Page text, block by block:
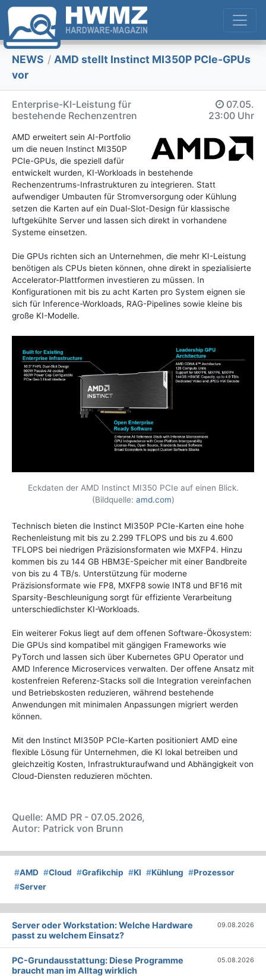
NEWS / AMD stellt Instinct MI350P PCIe-GPUs
vor
Enterprise-KI-Leistung für
bestehende Rechenzentren
07.05.
23:00 Uhr
AMD erweitert sein AI-Portfolio
um die neuen Instinct MI350P
PCIe-GPUs, die speziell dafür
entwickelt wurden, KI-Workloads in bestehende
Rechenzentrums-Infrastrukturen zu integrieren. Statt
aufwendiger Umbauten für Stromversorgung oder Kühlung
setzen die Karten auf ein Dual-Slot-Design für klassische
luftgekühlte Server und lassen sich direkt in vorhandene
Systeme einsetzen.
Die GPUs richten sich an Unternehmen, die mehr KI-Leistung
benötigen als CPUs bieten können, ohne direkt in spezialisierte
Accelerator-Plattformen investieren zu müssen. In
Konfigurationen mit bis zu acht Karten pro System eignen sie
sich für Inference-Workloads, RAG-Pipelines sowie kleine bis
große KI-Modelle.
Eckdaten der AMD Instinct MI350 PCIe auf einen Blick.
(Bildquelle: amd.com)
Technisch bieten die Instinct MI350P PCIe-Karten eine hohe
Rechenleistung mit bis zu 2.299 TFLOPS und bis zu 4.600
TFLOPS bei niedrigen Präzisionsformaten wie MXFP4. Hinzu
kommen bis zu 144 GB HBM3E-Speicher mit einer Bandbreite
von bis zu 4 TB/s. Unterstützung für moderne
Präzisionsformate wie FP8, MXFP8 sowie INT8 und BF16 mit
Sparsity-Beschleunigung sorgt für effiziente Verarbeitung
unterschiedlichster KI-Workloads.
Ein weiterer Fokus liegt auf dem offenen Software-Ökosystem:
Die GPUs sind kompatibel mit gängigen Frameworks wie
PyTorch und lassen sich über Kubernetes GPU Operator und
AMD Inference Microservices verwalten. Der offene Ansatz mit
kostenfreien Referenz-Stacks soll die Integration vereinfachen
und Betriebskosten reduzieren, während bestehende
Anwendungen mit minimalen Anpassungen migriert werden
können.
Mit den Instinct MI350P PCIe-Karten positioniert AMD eine
flexible Lösung für Unternehmen, die KI lokal betreiben und
gleichzeitig Kosten, Infrastrukturaufwand und Abhängigkeit von
Cloud-Diensten reduzieren möchten.
Quelle: AMD PR - 07.05.2026,
Autor: Patrick von Brunn
#AMD #Cloud #Grafikchip #KI #Kühlung #Prozessor
#Server
Server oder Workstation: Welche Hardware
passt zu welchem Einsatz?
09.08.2026
PC-Grundausstattung: Diese Programme
braucht man im Alltag wirklich
05.08.2026